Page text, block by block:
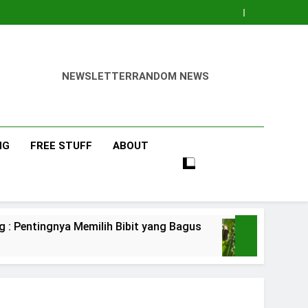
NEWSLETTERRANDOM NEWS
FREE STUFF ABOUT
Bibit yang Bagus Pisang Barangan
3 Days Ago